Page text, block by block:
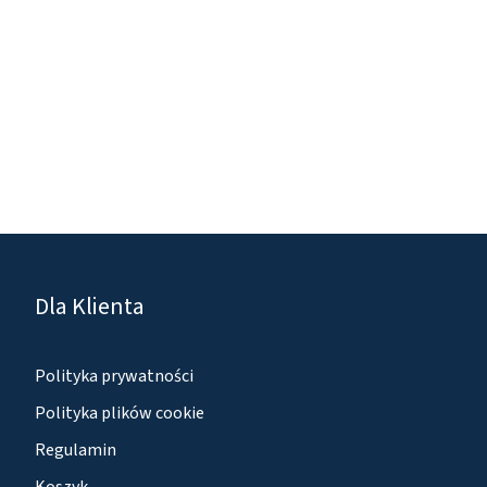
Dla Klienta
Polityka prywatności
Polityka plików cookie
Regulamin